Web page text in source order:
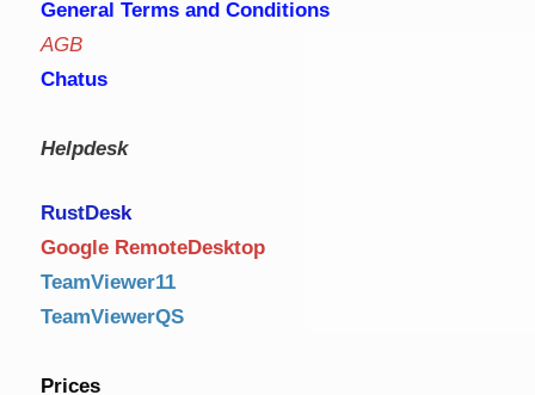
General Terms and Conditions
AGB
Chatus
Helpdesk
RustDesk
Google RemoteDesktop
TeamViewer11
TeamViewerQS
Prices